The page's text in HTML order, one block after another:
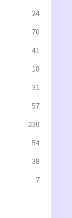
24
70
41
18
31
57
230
54
38
7